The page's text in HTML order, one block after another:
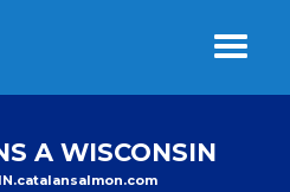
A WISCONSIN